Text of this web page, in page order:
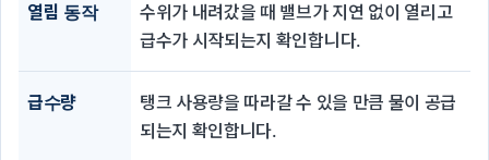
열림 동작
수위가 내려갔을 때 밸브가 지연 없이 열리고
급수가 시작되는지 확인합니다.
급수량
탱크 사용량을 따라갈 수 있을 만큼 물이 공급
되는지 확인합니다.